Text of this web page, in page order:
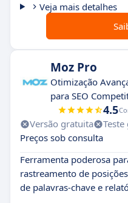
Veja mais detalhes
Moz Pro
Otimização
para SEO
4.5
Versão gratuita
Preços sob consulta
Ferramenta poderosa
rastreamento de
de palavras-chave e